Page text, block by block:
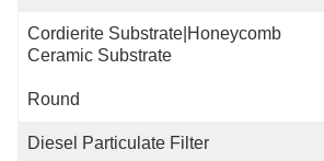
Cordierite Substrate|honeycomb
Ceramic Substrate
Round
Diesel Particulate Filter